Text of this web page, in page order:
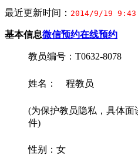
最近更新时间： 2014/9/19
基本信息微信预约在线预约
教员编号：T0632-8078
姓名： 程教员
(为保护教员隐私，具体
件)
性别：女